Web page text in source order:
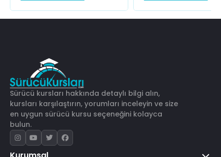
Sürücü kursları hakkında detaylı bilgi alın,
kursları karşılaştırın, yorumları inceleyin ve size
en uygun sürücü kursu seçeneğini kolayca
bulun.